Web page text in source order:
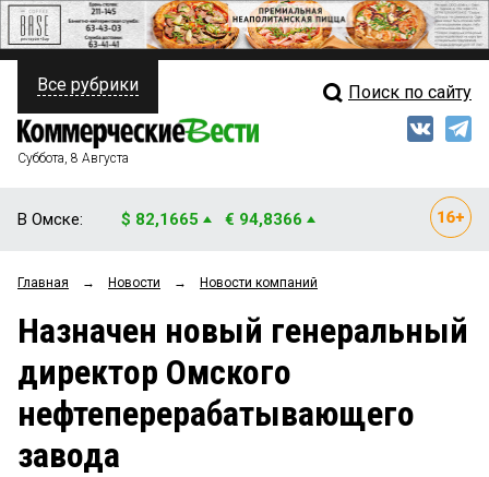
ПОЛИТИКА
ФИНАНСЫ
ОБЩЕСТВО
ЗАКОН
НОВОСТИ КОМПАНИЙ
Свежий выпуск
Мнения
Рейтинги
Блоги
Архив
Все рубрики Поиск по сайту
Суббота, 8 Августа
В Омске: $ 82,1665 € 94,8366
Главная → Новости → Новости компаний
Назначен новый генеральный
директор Омского
нефтеперерабатывающего
завода